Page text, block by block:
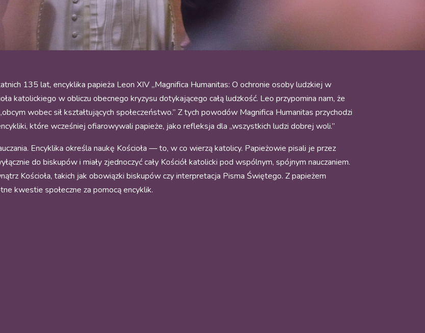
135 lat, encyklika papieża Leon XIV „Magnifica Humanitas: O ochronie osoby ludzkiej w
katolickiego w obliczu obecnego kryzysu dotykającego całą ludzkość. Leo przypomina nam, że
wobec sił kształtujących społeczeństwo.” Z tych powodów Magnifica Humanitas przychodzi
które wcześniej ofiarowywali papieże, jako refleksja dla „wszystkich ludzi dobrej woli.”
Encyklika określa naukę Kościoła — to, w co wierzą katolicy. Papieżowie pisali je przez
do biskupów i miały zjednoczyć cały Kościół katolicki pod wspólnym, spójnym nauczaniem.
Kościoła, takich jak obowiązki biskupów czy interpretacja Pisma Świętego. Z papieżem
kwestie społeczne za pomocą encyklik.